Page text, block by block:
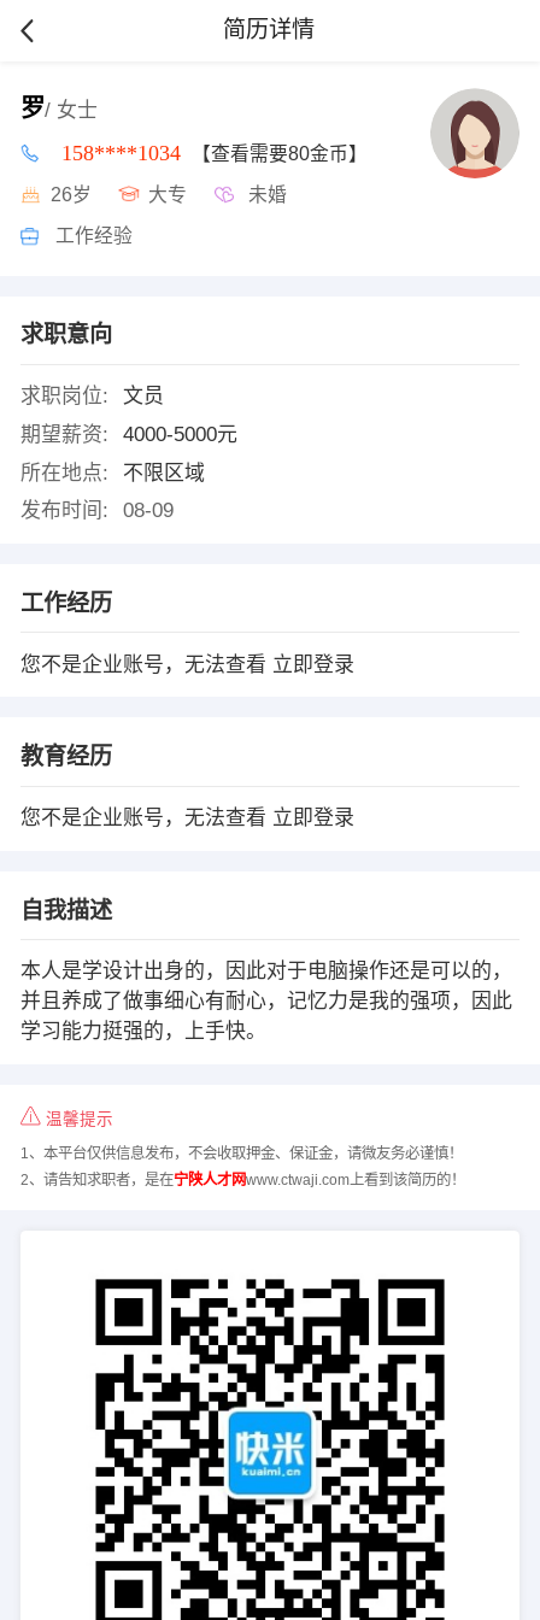
简历详情
罗/ 女士
158****1034 【查看需要80金币】
26岁 大专 未婚
工作经验
求职意向
求职岗位:
文员
期望薪资:
4000-5000元
所在地点:
不限区域
发布时间:
08-09
工作经历
您不是企业账号，无法查看 立即登录
教育经历
您不是企业账号，无法查看 立即登录
自我描述
本人是学设计出身的，因此对于电脑操作还是可以的，
并且养成了做事细心有耐心，记忆力是我的强项，因此
学习能力挺强的，上手快。
温馨提示
1、本平台仅供信息发布，不会收取押金、保证金，请微友务必谨慎！
2、请告知求职者，是在宁陕人才网www.ctwaji.com上看到该简历的！